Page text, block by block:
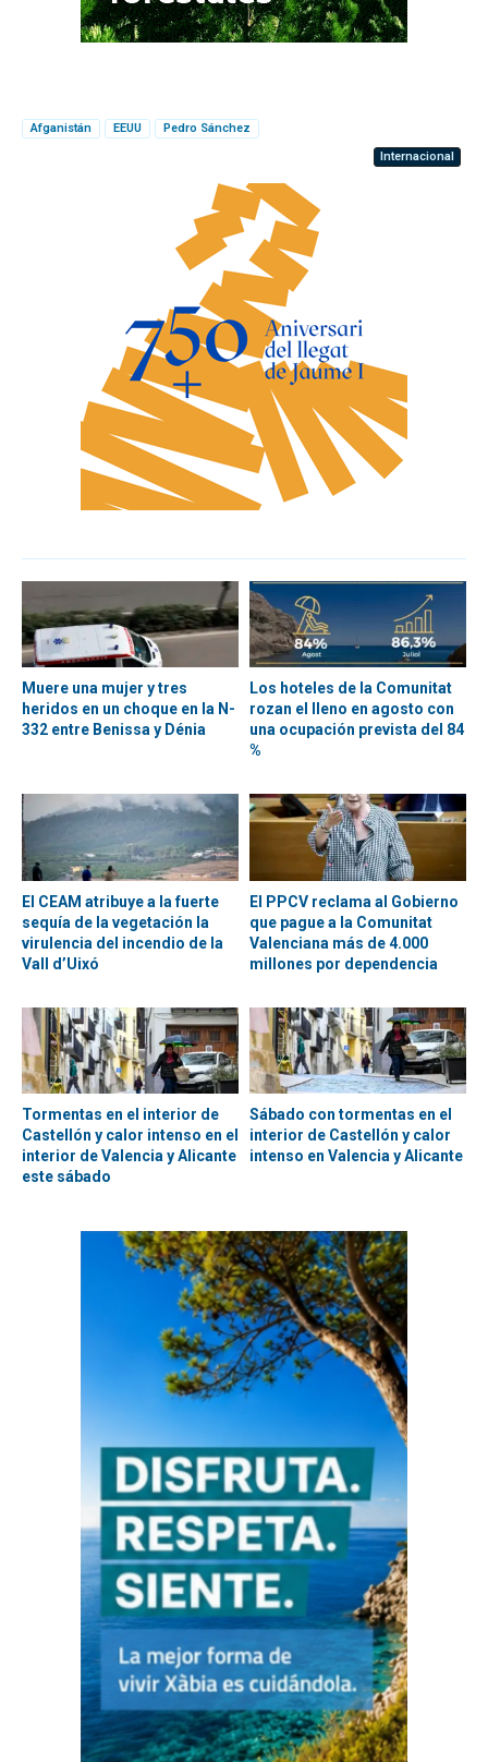
Afganistán EEUU
Pedro Sánchez
Internacional
Muere una mujer y tres
heridos en un choque en la N-
332 entre Benissa y Dénia
Los hoteles de la Comunitat
rozan el lleno en agosto con
una ocupación prevista del 84
%
El CEAM atribuye a la fuerte
sequía de la vegetación la
virulencia del incendio de la
Vall d’Uixó
El PPCV reclama al Gobierno
que pague a la Comunitat
Valenciana más de 4.000
millones por dependencia
Tormentas en el interior de
Castellón y calor intenso en el
interior de Valencia y Alicante
este sábado
Sábado con tormentas en el
interior de Castellón y calor
intenso en Valencia y Alicante